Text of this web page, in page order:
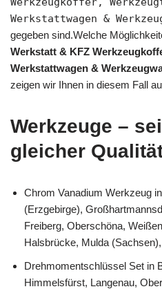
Werkstattwagen &
gegeben sind.Welche
Werkstatt & KFZ
Werkstattwagen &
zeigen wir Ihnen in diesem Fall
Werkzeuge –
gleicher
Chrom Vanadium Werkzeug
(Erzgebirge),
Freiberg, Oberschöna,
Halsbrücke, Mulda
Drehmomentschlüssel Set in
Himmelsfürst, Langenau,